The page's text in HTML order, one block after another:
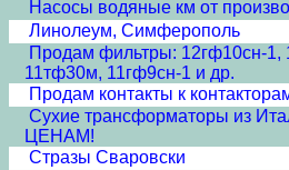
Насосы водяные км от
Линолеум, Симферополь
Продам фильтры: 12гф10сн-1,
11тф30м, 11гф9сн-1 и др.
Продам контакты к
Сухие трансформаторы из
ЦЕНАМ!
Стразы Сваровски